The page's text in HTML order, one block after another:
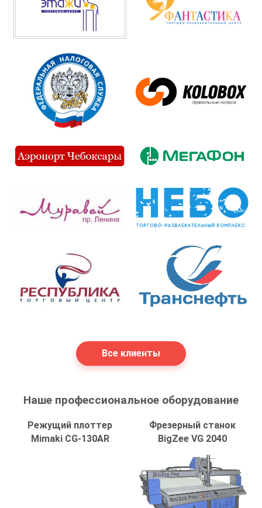
Все клиенты
Наше профессиональное оборудование
Режущий плоттер
Mimaki CG-130AR
Фрезерный станок
BigZee VG 2040